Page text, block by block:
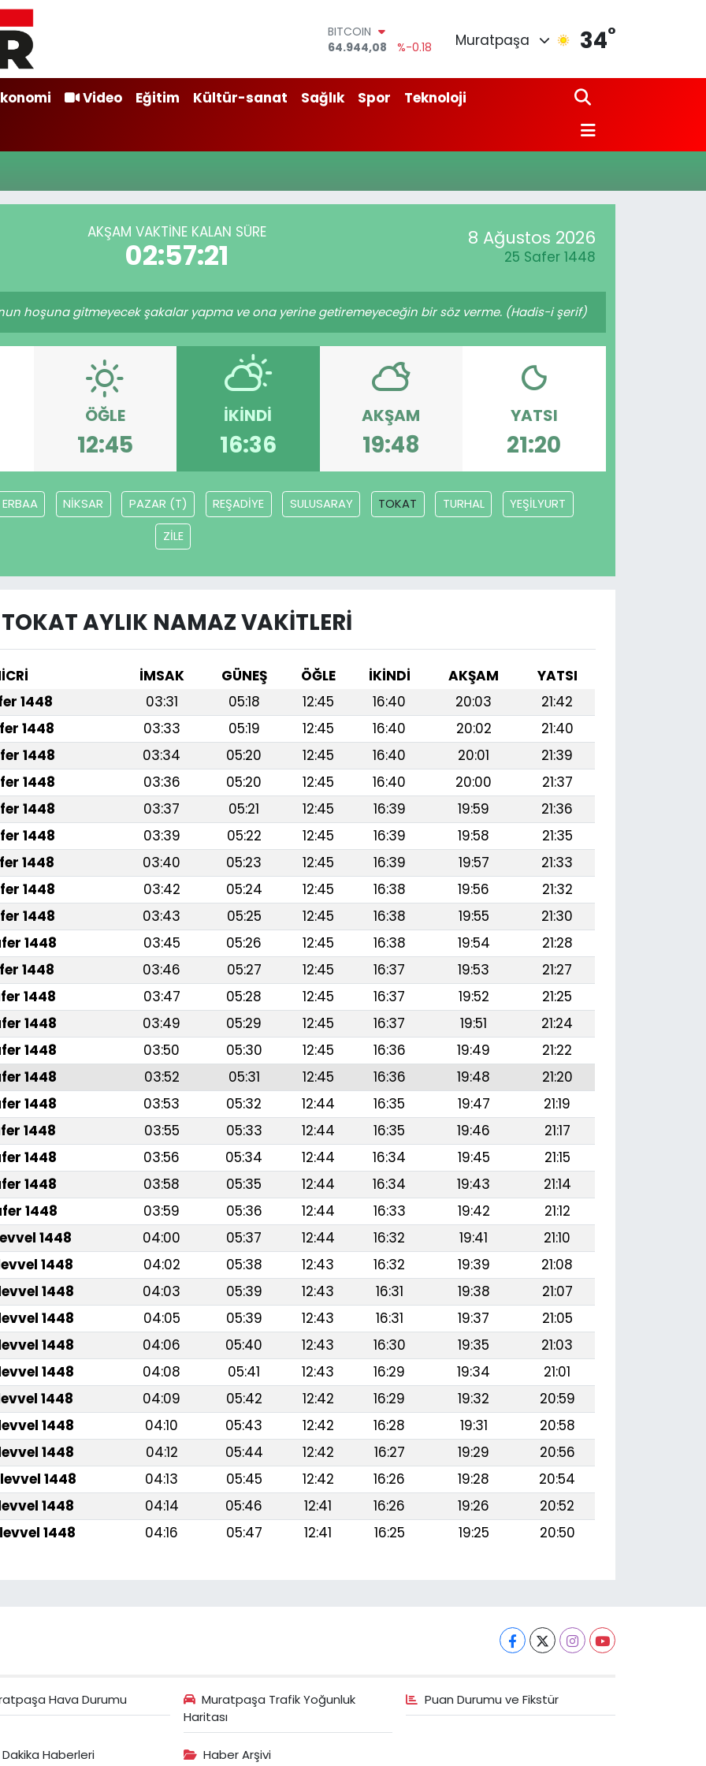
BITCOIN
64.944,08
%-0.18
47,7436
%0.18
EURO
55,2510
BİST100
13.779
%-14
Muratpaşa 34°
Video Eğitim Kültür-sanat Sağlık Spor
Teknoloji
AKŞAM VAKTINE KALAN SÜRE
02:57:21 8 Ağustos 2026
25 Safer 1448
hoşuna gitmeyecek şakalar yapma ve ona yerine getiremeyeceğin bir söz verme. (Hadis-i şerif)
ÖĞLE
12:45
İKINDI
16:36
AKŞAM
19:48
YATSI
21:20
ERBAA NİKSAR PAZAR (T) REŞADİYE SULUSARAY TOKAT TURHAL
YEŞİLYURT
ZİLE
TOKAT AYLIK NAMAZ VAKITLERI
İMSAK GÜNEŞ ÖĞLE İKINDI AKŞAM
YATSI
1448 03:31 05:18 12:45 16:40 20:03
21:42
1448 03:33 05:19 12:45 16:40 20:02
21:40
1448 03:34 05:20 12:45 16:40 20:01
21:39
1448 03:36 05:20 12:45 16:40 20:00
21:37
1448 03:37 05:21 12:45 16:39 19:59
21:36
1448 03:39 05:22 12:45 16:39 19:58
21:35
1448 03:40 05:23 12:45 16:39 19:57
21:33
1448 03:42 05:24 12:45 16:38 19:56
21:32
1448 03:43 05:25 12:45 16:38 19:55
21:30
1448 03:45 05:26 12:45 16:38 19:54
21:28
1448 03:46 05:27 12:45 16:37 19:53
21:27
1448 03:47 05:28 12:45 16:37 19:52
21:25
1448 03:49 05:29 12:45 16:37 19:51
21:24
1448 03:50 05:30 12:45 16:36 19:49
21:22
1448 03:52 05:31 12:45 16:36 19:48
21:20
1448 03:53 05:32 12:44 16:35 19:47
21:19
1448 03:55 05:33 12:44 16:35 19:46
21:17
1448 03:56 05:34 12:44 16:34 19:45
21:15
1448 03:58 05:35 12:44 16:34 19:43
21:14
1448 03:59 05:36 12:44 16:33 19:42
21:12
1448 04:00 05:37 12:44 16:32 19:41
21:10
1448 04:02 05:38 12:43 16:32 19:39
21:08
1448 04:03 05:39 12:43 16:31 19:38
21:07
1448 04:05 05:39 12:43 16:31 19:37
21:05
1448 04:06 05:40 12:43 16:30 19:35
21:03
1448 04:08 05:41 12:43 16:29 19:34
21:01
1448 04:09 05:42 12:42 16:29 19:32
20:59
1448 04:10 05:43 12:42 16:28 19:31
20:58
1448 04:12 05:44 12:42 16:27 19:29
20:56
1448 04:13 05:45 12:42 16:26 19:28
20:54
1448 04:14 05:46 12:41 16:26 19:26
20:52
1448 04:16 05:47 12:41 16:25 19:25 20:50
Hava Durumu
Muratpaşa Trafik Yoğunluk
Haritası
Puan Durumu ve Fikstür
Haberleri Haber Arşivi